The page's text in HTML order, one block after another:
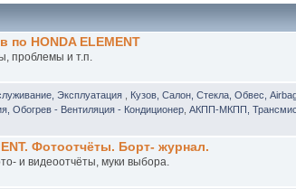
по HONDA ELEMENT
проблемы и т.п.
Эксплуатация Кузов, Салон, Стекла, Обвес,
Обогрев - Вентиляция - Кондиционер, АКПП-МКПП,
Фотоотчёты. Борт- журнал.
и видеоотчёты, муки выбора.